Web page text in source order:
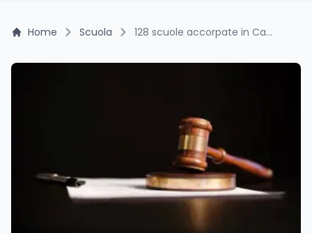
Home Scuola 128 scuole accorpate in Campania, ma il Sud paga il quadruplo dei tagli